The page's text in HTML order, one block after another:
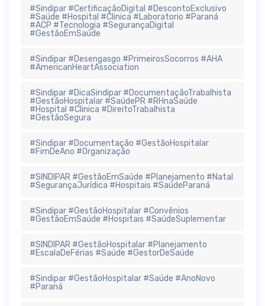
#Sindipar #CertificaçãoDigital #DescontoExclusivo
#Saúde #Hospital #Clinica #Laboratorio #Paraná
#ACP #Tecnologia #SegurançaDigital
#GestãoEmSaúde
#Sindipar #Desengasgo #PrimeirosSocorros #AHA
#AmericanHeartAssociation
#Sindipar #DicaSindipar #DocumentaçãoTrabalhista
#GestãoHospitalar #SaúdePR #RHnaSaúde
#Hospital #Clinica #DireitoTrabalhista
#GestãoSegura
#Sindipar #Documentação #GestãoHospitalar
#FimDeAno #Organização
#SINDIPAR #GestãoEmSaúde #Planejamento #Natal
#SegurançaJurídica #Hospitais #SaúdeParaná
#Sindipar #GestãoHospitalar #Convênios
#GestãoEmSaúde #Hospitais #SaúdeSuplementar
#SINDIPAR #GestãoHospitalar #Planejamento
#EscalaDeFérias #Saúde #GestorDeSaúde
#Sindipar #GestãoHospitalar #Saúde #AnoNovo
#Paraná